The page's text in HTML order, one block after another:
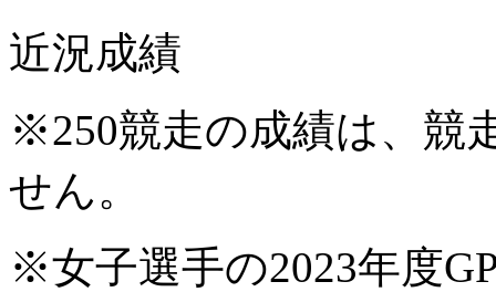
近況成績
※250競走の成績は、競
せん。
※女子選手の2023年度